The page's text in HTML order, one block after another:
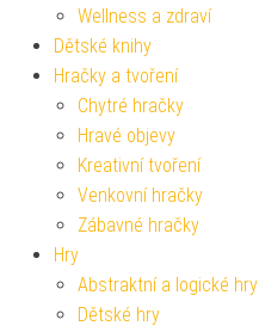
Wellness a zdraví
Dětské knihy
Hračky a tvoření
Chytré hračky
Hravé objevy
Kreativní tvoření
Venkovní hračky
Zábavné hračky
Hry
Abstraktní a logické hry
Dětské hry